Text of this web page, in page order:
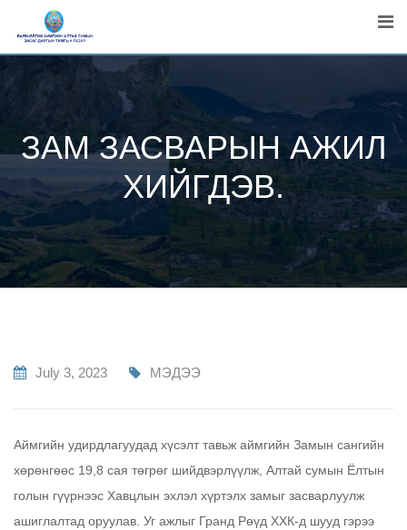
ЗАМ ЗАСВАРЫН АЖИЛ
ХИЙГДЭВ.
July 3, 2023 МЭДЭЭ
Аймгийн удирдлагуудад хүсэлт тавьж аймгийн Замын сангийн
хөрөнгөөс 19,8 сая төгрөг шийдвэрлүүлж, Алтай сумын Ёлтын
голын гүүрнээс Хавцлын эхлэл хүртэлх замыг засварлуулж
ашиглалтад оруулав. Уг ажлыг Гранд Рөүд ХХК-д шууд гэрээ